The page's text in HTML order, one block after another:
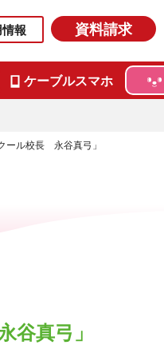
報 資料請求
ケーブルスマホ
ール校長 永谷真弓」
真弓」